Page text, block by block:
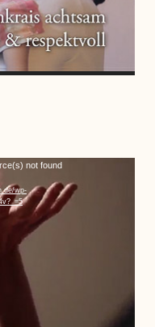
not found
wp-